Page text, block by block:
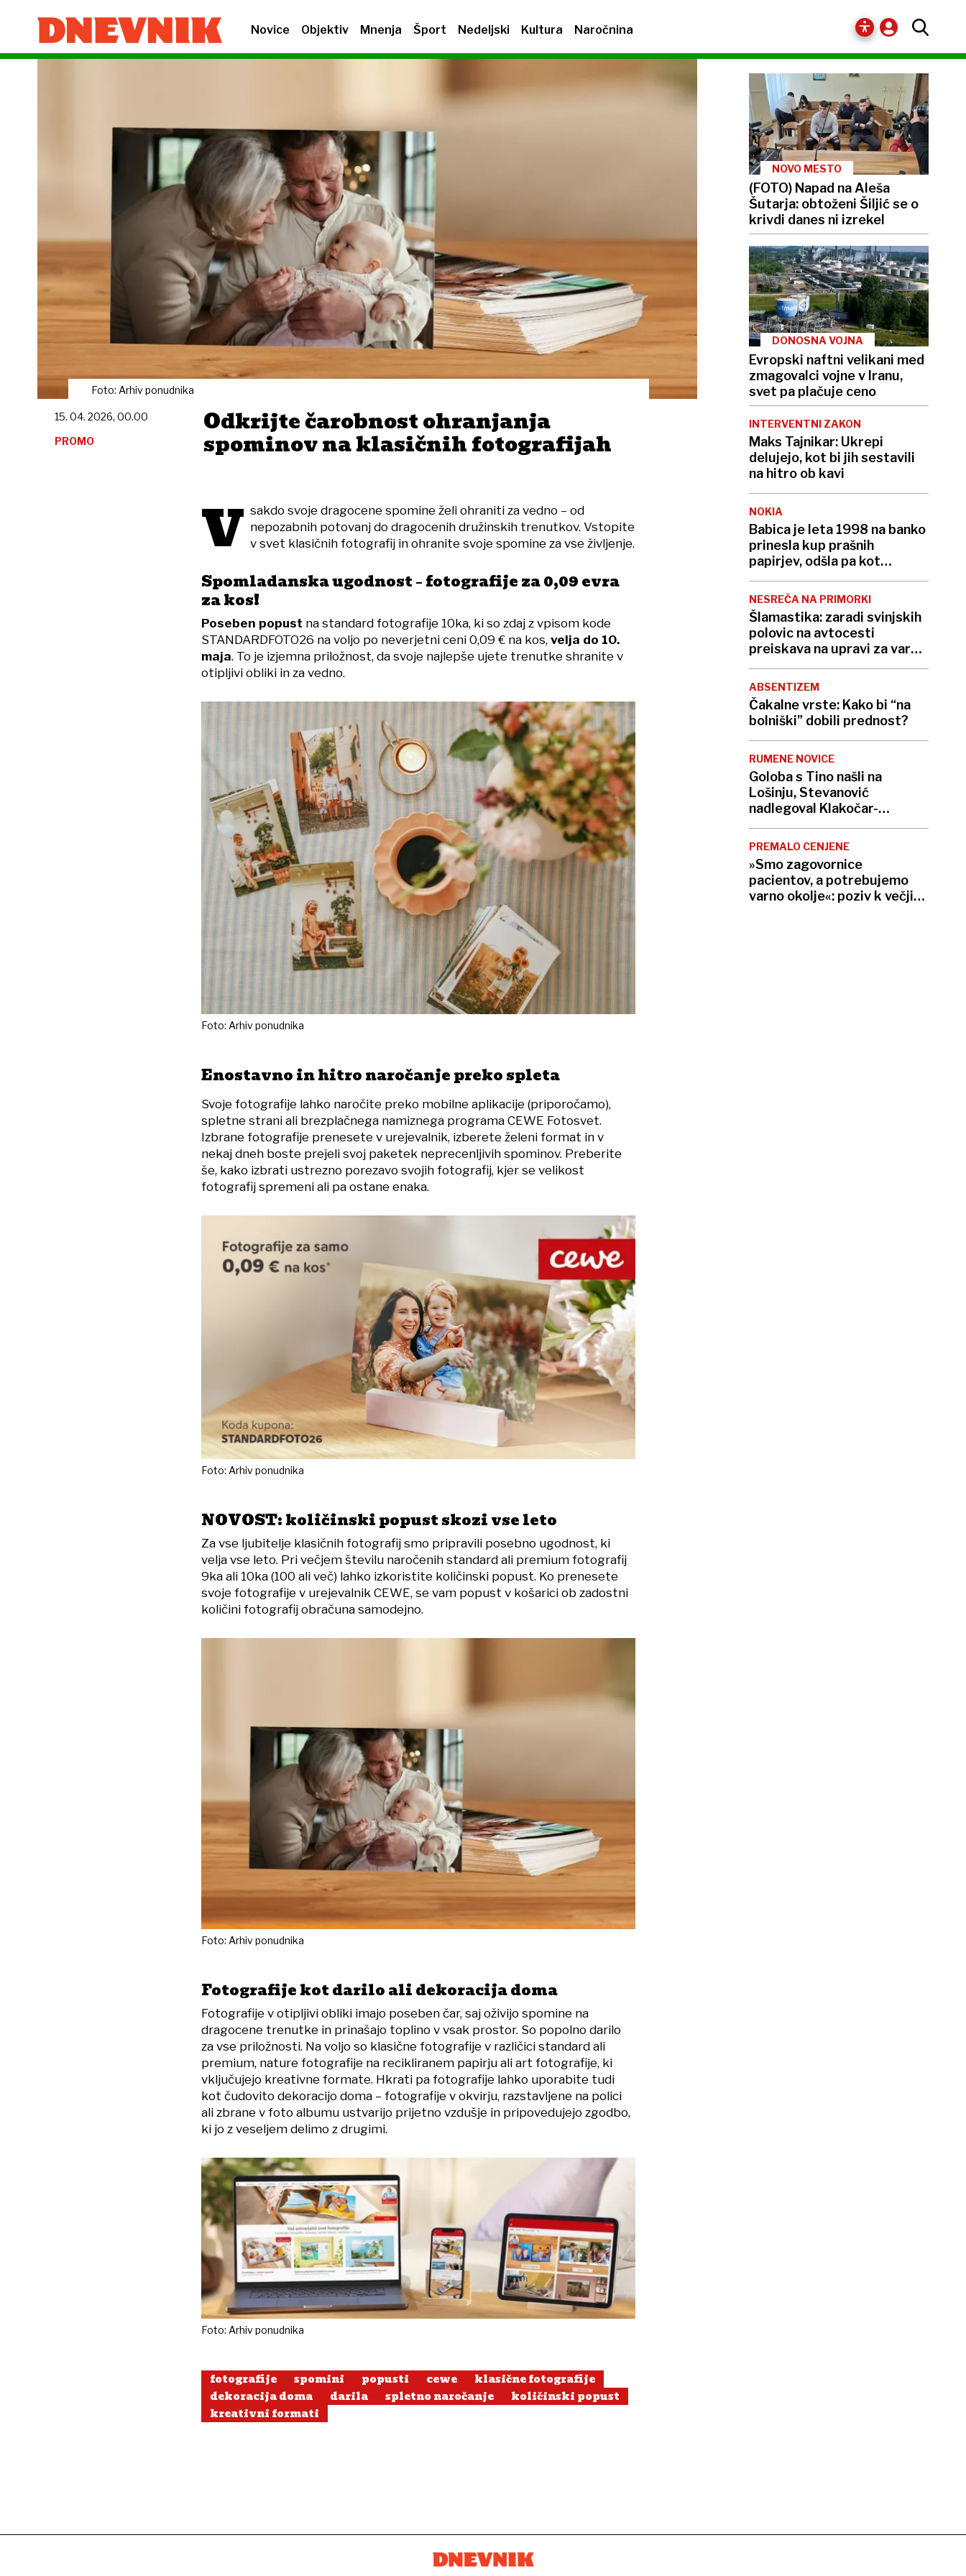
Novice Objektiv Mnenja Šport Nedeljski Kultura Naročnina
Foto: Arhiv ponudnika
Odkrijte čarobnost ohranjanja
spominov na klasičnih fotografijah
15. 04. 2026, 00.00
PROMO
V sakdo svoje dragocene spomine želi ohraniti za vedno – od
nepozabnih potovanj do dragocenih družinskih trenutkov. Vstopite
v svet klasičnih fotografij in ohranite svoje spomine za vse življenje.
Spomladanska ugodnost – fotografije za 0,09 evra
za kos!
Poseben popust na standard fotografije 10ka, ki so zdaj z vpisom kode
STANDARDFOTO26 na voljo po neverjetni ceni 0,09 € na kos, velja do 10.
maja. To je izjemna priložnost, da svoje najlepše ujete trenutke shranite v
otipljivi obliki in za vedno.
Foto: Arhiv ponudnika
Enostavno in hitro naročanje preko spleta
Svoje fotografije lahko naročite preko mobilne aplikacije (priporočamo),
spletne strani ali brezplačnega namiznega programa CEWE Fotosvet.
Izbrane fotografije prenesete v urejevalnik, izberete želeni format in v
nekaj dneh boste prejeli svoj paketek neprecenljivih spominov. Preberite
še, kako izbrati ustrezno porezavo svojih fotografij, kjer se velikost
fotografij spremeni ali pa ostane enaka.
Foto: Arhiv ponudnika
NOVOST: količinski popust skozi vse leto
Za vse ljubitelje klasičnih fotografij smo pripravili posebno ugodnost, ki
velja vse leto. Pri večjem številu naročenih standard ali premium fotografij
9ka ali 10ka (100 ali več) lahko izkoristite količinski popust. Ko prenesete
svoje fotografije v urejevalnik CEWE, se vam popust v košarici ob zadostni
količini fotografij obračuna samodejno.
Foto: Arhiv ponudnika
Fotografije kot darilo ali dekoracija doma
Fotografije v otipljivi obliki imajo poseben čar, saj oživijo spomine na
dragocene trenutke in prinašajo toplino v vsak prostor. So popolno darilo
za vse priložnosti. Na voljo so klasične fotografije v različici standard ali
premium, nature fotografije na recikliranem papirju ali art fotografije, ki
vključujejo kreativne formate. Hkrati pa fotografije lahko uporabite tudi
kot čudovito dekoracijo doma – fotografije v okvirju, razstavljene na polici
ali zbrane v foto albumu ustvarijo prijetno vzdušje in pripovedujejo zgodbo,
ki jo z veseljem delimo z drugimi.
Foto: Arhiv ponudnika
fotografije spomini popusti cewe
klasične fotografije
dekoracija doma
darila spletno naročanje
količinski popust
kreativni formati
PRIPOROČAMO
NOVO MESTO
(FOTO) Napad na Aleša
Šutarja: obtoženi Šiljić se o
krivdi danes ni izrekel
DONOSNA VOJNA
Evropski naftni velikani med
zmagovalci vojne v Iranu,
svet pa plačuje ceno
INTERVENTNI ZAKON
Maks Tajnikar: Ukrepi
delujejo, kot bi jih sestavili
na hitro ob kavi
NOKIA
Babica je leta 1998 na banko
prinesla kup prašnih
papirjev, odšla pa kot
milijonarka
NESREČA NA PRIMORKI
Šlamastika: zaradi svinjskih
polovic na avtocesti
preiskava na upravi za varno
hrano
ABSENTIZEM
Čakalne vrste: Kako bi “na
bolniški” dobili prednost?
RUMENE NOVICE
Goloba s Tino našli na
Lošinju, Stevanović
nadlegoval Klakočar-
Zupančičevo
PREMALO CENJENE
»Smo zagovornice
pacientov, a potrebujemo
varno okolje«​: poziv k večji